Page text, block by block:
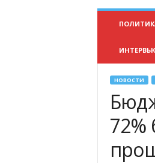
НОВОСТИ
72%